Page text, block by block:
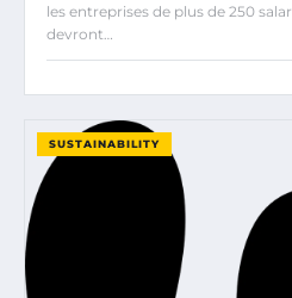
les entreprises de plus de 250
devront…
SUSTAINABILITY